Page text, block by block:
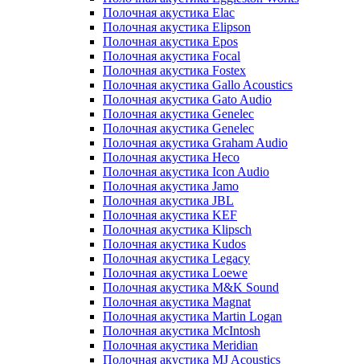
Полочная акустика Elac
Полочная акустика Elipson
Полочная акустика Epos
Полочная акустика Focal
Полочная акустика Fostex
Полочная акустика Gallo Acoustics
Полочная акустика Gato Audio
Полочная акустика Genelec
Полочная акустика Genelec
Полочная акустика Graham Audio
Полочная акустика Heco
Полочная акустика Icon Audio
Полочная акустика Jamo
Полочная акустика JBL
Полочная акустика KEF
Полочная акустика Klipsch
Полочная акустика Kudos
Полочная акустика Legacy
Полочная акустика Loewe
Полочная акустика M&K Sound
Полочная акустика Magnat
Полочная акустика Martin Logan
Полочная акустика McIntosh
Полочная акустика Meridian
Полочная акустика MJ Acoustics